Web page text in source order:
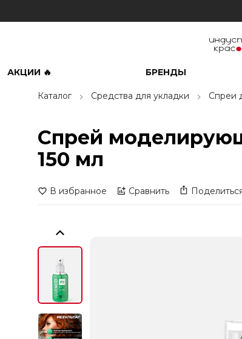
АКЦИИ 🔥 БРЕНДЫ
Каталог Средства для укладки Спреи
Спрей
150 мл
В избранное Сравнить